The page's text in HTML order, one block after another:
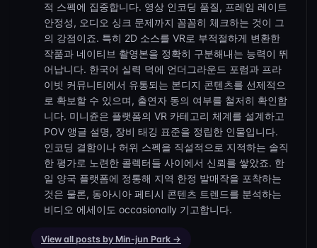
더 설득력 있음. 서 있는 자세로 벽에 등이 붙은 채 8분 가까이
지속되는 장면에서, 남성이 안정적으로 밀어넣으며 카메라가 근
접해 연결부를 집중적으로 보여주고, 땀과 숨결이 점점 격렬해
지며 정액을 방출한 후 천천히 빠져나오는 모습까지 완전하게
포착. 진짜 멋짐.
적 스펙에 집중합니다. 영상 인코딩 품질, 프레임 레이트
안정성, 오디오 싱크 문제까지 꼼꼼히 체크하는 것이 그
의 강점이죠. 특히 2D 소스를 VR로 부적절하게 변환한
작품과 네이티브 촬영본을 정확히 구분해내는 능력이 뛰
어납니다. 한국어 실력 덕에 언더그라운드 포럼과 프라
이빗 커뮤니티에서 유통되는 본디지 콘텐츠를 선제적으
로 확보할 수 있으며, 출연자 동의 여부를 철저히 확인합
니다. 미니쥰은 플랫폼의 VR 카테고리 체계를 설계하고
POV 앵글 설명, 장비 태깅 표준을 정립한 인물입니다.
인코딩 결함이나 허위 스펙을 직설적으로 지적하는 솔직
한 평가로 노련한 콜렉터들 사이에서 신뢰를 쌓았죠. 한
일 양국 플랫폼에 정통해 지역 한정 발매작을 포착하는
것은 물론, 동아시아 페티시 콘텐츠 트렌드를 분석하는
비디오 에세이도 occasionally 기고합니다.
View all posts by Min-jun Park →